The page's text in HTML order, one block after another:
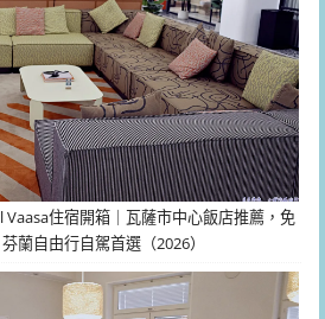
住宿開箱｜瓦薩市中心飯店推薦，免
蘭自由行自駕首選（2026）